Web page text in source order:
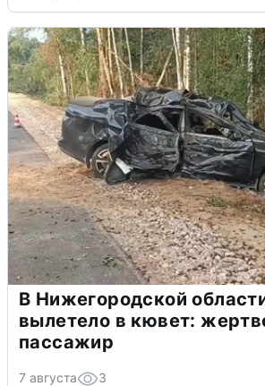
В Нижегородской
вылетело в кювет:
пассажир
7 августа 3